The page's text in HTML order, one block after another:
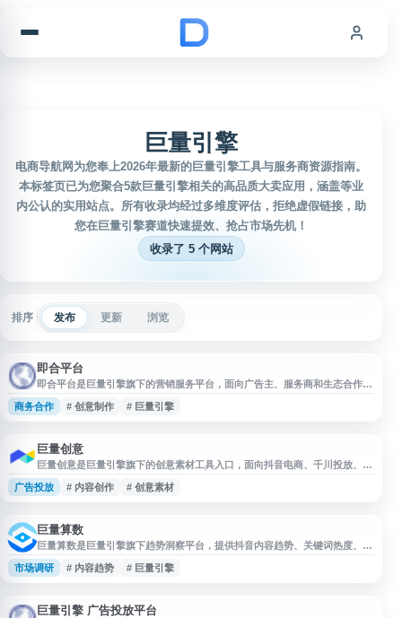
巨量引擎
电商导航网为您奉上2026年最新的巨量引擎工具与服务商资源指南。
本标签页已为您聚合5款巨量引擎相关的高品质大卖应用，涵盖等业
内公认的实用站点。所有收录均经过多维度评估，拒绝虚假链接，助
您在巨量引擎赛道快速提效、抢占市场先机！
收录了 5 个网站
排序 发布 更新 浏览
即合平台
即合平台是巨量引擎旗下的营销服务平台，面向广告主、服务商和生态合作伙
伴，提供营销资源对接、服务采购、能力展示与合作管理等功能，涵盖创意制
作、达人合作、数据工具、行业解决方案等方向，帮助企业提升数字营销效
商务合作 # 创意制作 # 巨量引擎
巨量创意
巨量创意是巨量引擎旗下的创意素材工具入口，面向抖音电商、千川投放、本
地生活、内容带货等场景，提供创意灵感参考、素材生产辅助和投放素材准备
支持。平台适合抖音小店卖家、投手、直播引流团队、多品类铺货商家、品牌
广告投放 # 内容创作 # 创意素材
巨量算数
巨量算数是巨量引擎旗下趋势洞察平台，提供抖音内容趋势、关键词热度、用
户画像和营销数据等分析能力。适合抖音电商卖家、内容运营、品牌商家和投
放团队用于市场调研、选品判断、短视频选题、达人合作和广告投放前的数据
市场调研 # 内容趋势 # 巨量引擎
巨量引擎 广告投放平台